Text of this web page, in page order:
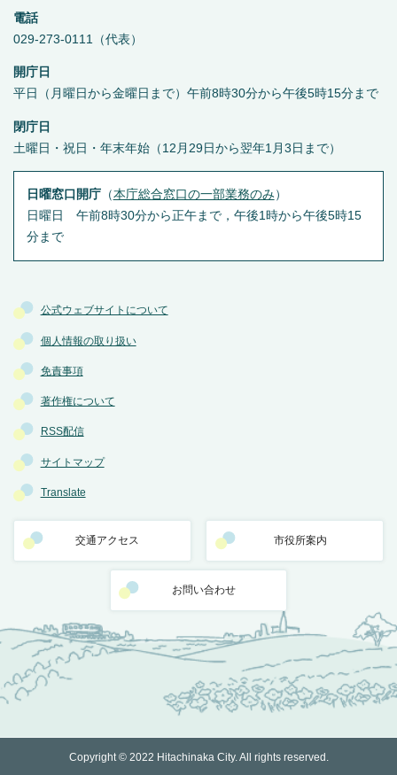
公式ウェブサイトについて
個人情報の取り扱い
免責事項
著作権について
RSS配信
サイトマップ
Translate
交通アクセス 市役所案内
お問い合わせ
電話
029-273-0111（代表）
開庁日
平日（月曜日から金曜日まで）午前8時30分から午後5時15分まで
閉庁日
土曜日・祝日・年末年始（12月29日から翌年1月3日まで）
日曜窓口開庁（本庁総合窓口の一部業務のみ ）
日曜日 午前8時30分から正午まで，午後1時から午後5時15
分まで
Copyright © 2022 Hitachinaka City. All rights reserved.